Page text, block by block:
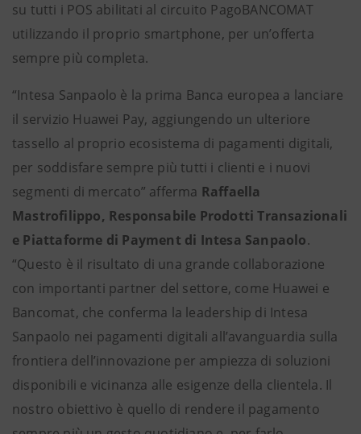
su tutti i POS abilitati al circuito PagoBANCOMAT
utilizzando il proprio smartphone, per un’offerta
sempre più completa.
“Intesa Sanpaolo è la prima Banca europea a lanciare
il servizio Huawei Pay, aggiungendo un ulteriore
tassello al proprio ecosistema di pagamenti digitali,
per soddisfare sempre più tutti i clienti e i nuovi
segmenti di mercato” afferma Raffaella
Mastrofilippo, Responsabile Prodotti Transazionali
e Piattaforme di Payment di Intesa Sanpaolo.
“Questo è il risultato di una grande collaborazione
con importanti partner del settore, come Huawei e
Bancomat, che conferma la leadership di Intesa
Sanpaolo nei pagamenti digitali all’avanguardia sulla
frontiera dell’innovazione per ampiezza di soluzioni
disponibili e vicinanza alle esigenze della clientela. Il
nostro obiettivo è quello di rendere il pagamento